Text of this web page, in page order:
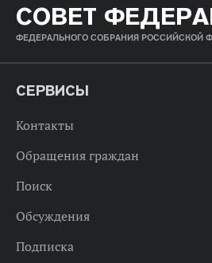
СОВЕТ
ФЕДЕРАЛЬНОГО СОБРАНИЯ РОССИЙСКОЙ
СЕРВИСЫ
Контакты
Обращения граждан
Поиск
Обсуждения
Подписка